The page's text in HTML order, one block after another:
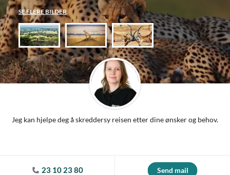
SE FLERE BILDER
Jeg kan hjelpe deg å skreddersy reisen etter dine ønsker og behov.
23 10 23 80 Send mail